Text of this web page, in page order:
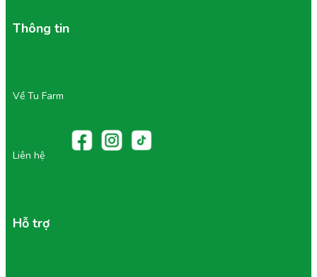
Thông tin
Về Tu Farm
Liên hệ
Hỗ trợ